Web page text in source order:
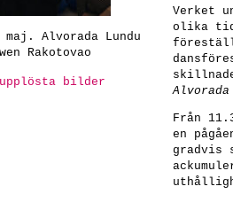
bilder
Verket
olika
Alvorada
Från
en
gradvis